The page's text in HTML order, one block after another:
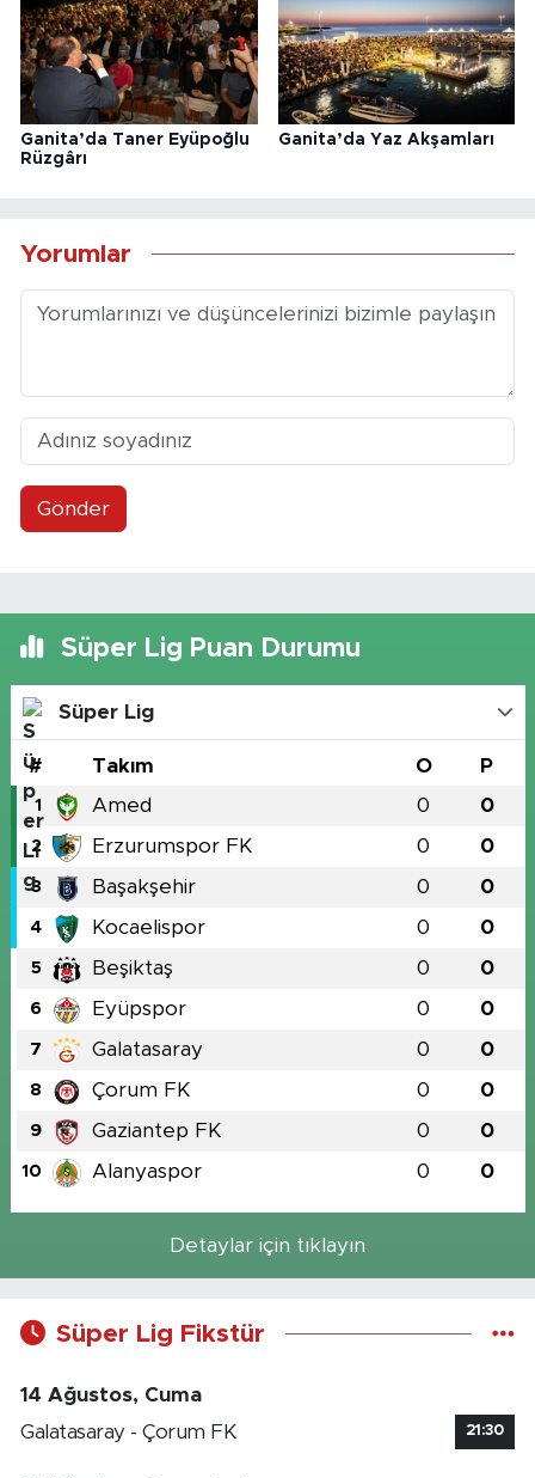
Ganita’da Taner Eyüpoğlu
Rüzgârı
Ganita’da Yaz Akşamları
Yorumlar
Gönder
Süper Lig Puan Durumu
Süper Lig
# Takım O P
1 Amed 0 0
2 Erzurumspor FK 0 0
3 Başakşehir 0 0
4 Kocaelispor 0 0
5 Beşiktaş 0 0
6 Eyüpspor 0 0
7 Galatasaray 0 0
8 Çorum FK 0 0
9 Gaziantep FK 0 0
10 Alanyaspor 0 0
Detaylar için tıklayın
Süper Lig Fikstür
14 Ağustos, Cuma
Galatasaray - Çorum FK
21:30